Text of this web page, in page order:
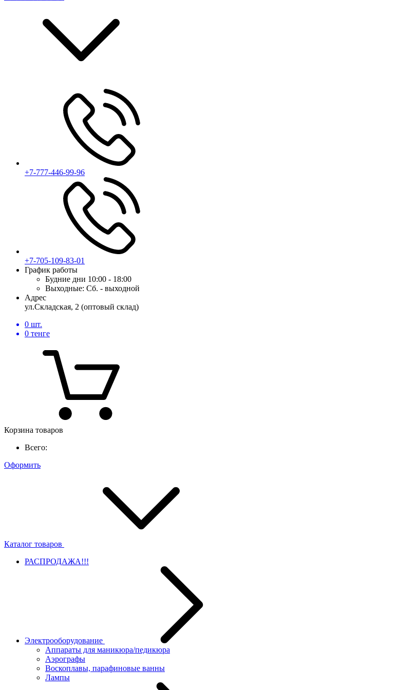
+7-777-446-99-96
+7-705-109-83-01
График работы
Будние дни 10:00 - 18:00
Выходные: Сб. - выходной
Адрес
ул.Складская, 2 (оптовый склад)
0 шт.
0 тенге
Корзина товаров
Всего:
Оформить
Каталог товаров
РАСПРОДАЖА!!!
Электрооборудование
Аппараты для маникюра/педикюра
Аэрографы
Воскоплавы, парафиновые ванны
Лампы